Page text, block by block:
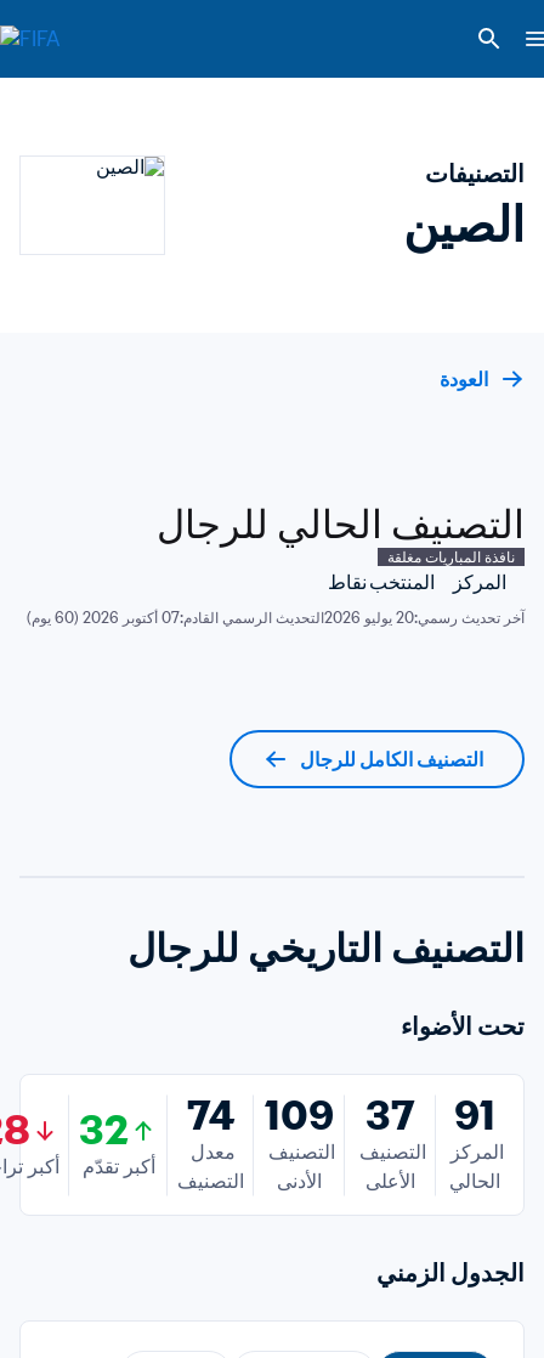
التصنيفات
الصين
العودة
التصنيف الحالي للرجال
نافذة المباريات مغلقة
المركز المنتخب نقاط
آخر تحديث رسمي:20 يوليو 2026 التحديث الرسمي القادم:07 أكتوبر 2026 (60 يوم)
التصنيف الكامل للرجال
التصنيف التاريخي للرجال
تحت الأضواء
91
الحالي
37
الأعلى
109
الأدنى
74
التصنيف
32
أكبر تقدّم أكبر
الجدول الزمني